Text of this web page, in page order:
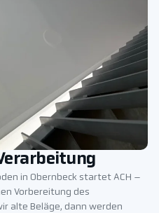
in Obernbeck startet ACH –
Vorbereitung des
alte Beläge, dann werden